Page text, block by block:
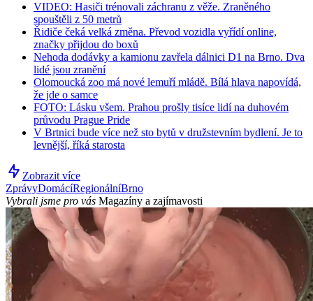
VIDEO: Hasiči trénovali záchranu z věže. Zraněného
spouštěli z 50 metrů
Řidiče čeká velká změna. Převod vozidla vyřídí online,
značky přijdou do boxů
Nehoda dodávky a kamionu zavřela dálnici D1 na Brno. Dva
lidé jsou zranění
Olomoucká zoo má nové lemuří mládě. Bílá hlava napovídá,
že jde o samce
FOTO: Lásku všem. Prahou prošly tisíce lidí na duhovém
průvodu Prague Pride
V Brtnici bude více než sto bytů v družstevním bydlení. Je to
levnější, říká starosta
Zobrazit více
ZprávyDomácíRegionálníBrno
Vybrali jsme pro vás Magazíny a zajímavosti